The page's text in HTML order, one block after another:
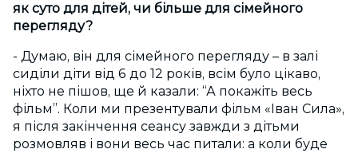
як суто для дітей, чи більше для сімейного
перегляду?
- Думаю, він для сімейного перегляду – в залі
сиділи діти від 6 до 12 років, всім було цікаво,
ніхто не пішов, ще й казали: “А покажіть весь
фільм”. Коли ми презентували фільм «Іван Сила»,
я після закінчення сеансу завжди з дітьми
розмовляв і вони весь час питали: а коли буде